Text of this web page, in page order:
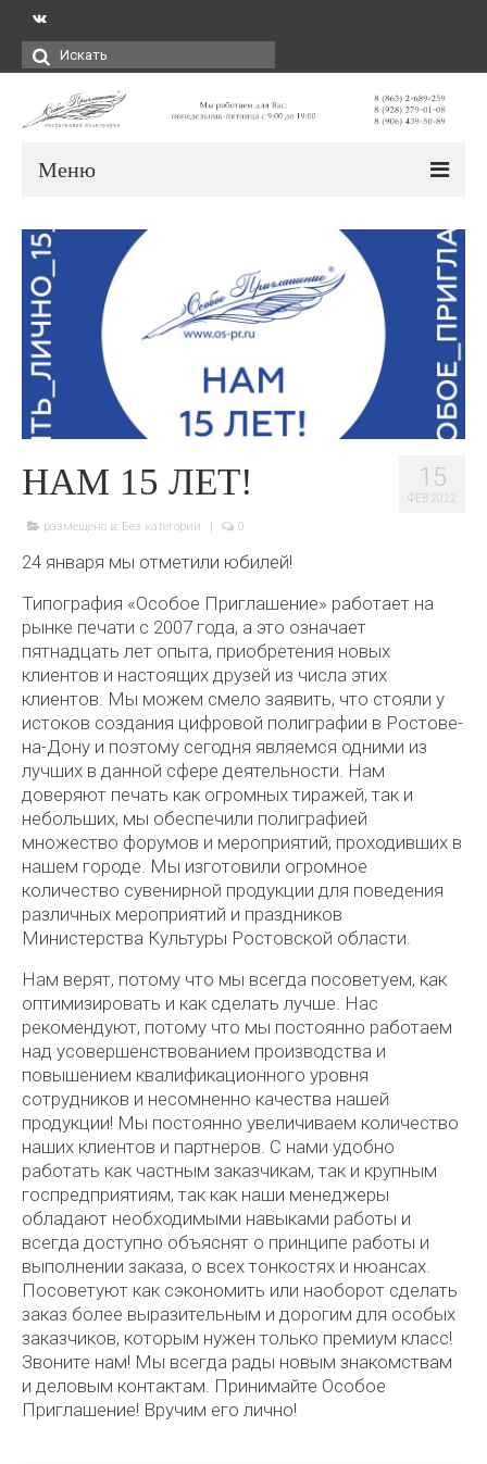
Искать:
Меню
15
ФЕВ 2022
НАМ 15 ЛЕТ!
размещено в: Без категории 0
24 января мы отметили юбилей!
Типография «Особое Приглашение» работает на
рынке печати с 2007 года, а это означает
пятнадцать лет опыта, приобретения новых
клиентов и настоящих друзей из числа этих
клиентов. Мы можем смело заявить, что стояли у
истоков создания цифровой полиграфии в Ростове-
на-Дону и поэтому сегодня являемся одними из
лучших в данной сфере деятельности. Нам
доверяют печать как огромных тиражей, так и
небольших, мы обеспечили полиграфией
множество форумов и мероприятий, проходивших в
нашем городе. Мы изготовили огромное
количество сувенирной продукции для поведения
различных мероприятий и праздников
Министерства Культуры Ростовской области.
Нам верят, потому что мы всегда посоветуем, как
оптимизировать и как сделать лучше. Нас
рекомендуют, потому что мы постоянно работаем
над усовершенствованием производства и
повышением квалификационного уровня
сотрудников и несомненно качества нашей
продукции! Мы постоянно увеличиваем количество
наших клиентов и партнеров. С нами удобно
работать как частным заказчикам, так и крупным
госпредприятиям, так как наши менеджеры
обладают необходимыми навыками работы и
всегда доступно объяснят о принципе работы и
выполнении заказа, о всех тонкостях и нюансах.
Посоветуют как сэкономить или наоборот сделать
заказ более выразительным и дорогим для особых
заказчиков, которым нужен только премиум класс!
Звоните нам! Мы всегда рады новым знакомствам
и деловым контактам. Принимайте Особое
Приглашение! Вручим его лично!